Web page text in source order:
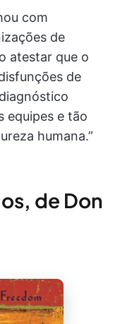
com
de
atestar que o
de
equipes e tão
humana.”
de Don